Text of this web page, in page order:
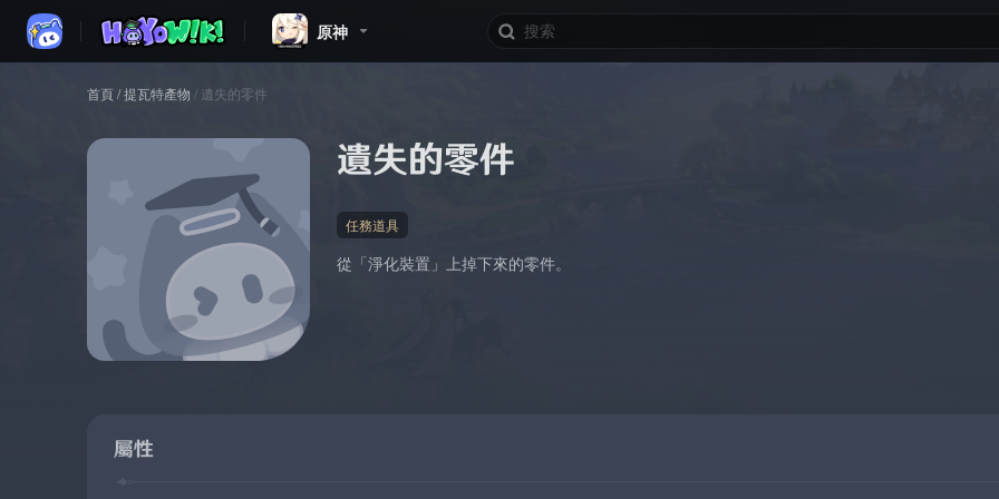
原神
首頁/提瓦特產物 / 遺失的零件
遺失的零件
任務道具
從「淨化裝置」上掉下來的零件。
屬性